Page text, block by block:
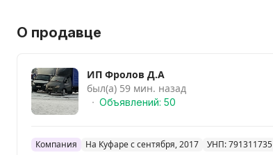
- Развоз товара по торговым точкам
Размеры машины:
- Ширина - 2.00
- Длина - 4,20
Работаем 24/7
О продавце
ИП Фролов Д.А
был(а) 59 мин. назад
Объявлений: 50
Компания На Куфаре с сентября, 2017 УНП: 791311735